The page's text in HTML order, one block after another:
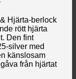
Hjärta-berlock
rött hjärta
Den fint
silver med
känslosam
från hjärtat